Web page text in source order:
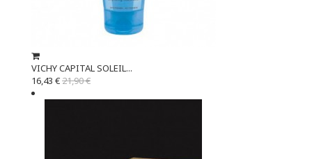
VICHY CAPITAL SOLEIL...
16,43 €21,90 €